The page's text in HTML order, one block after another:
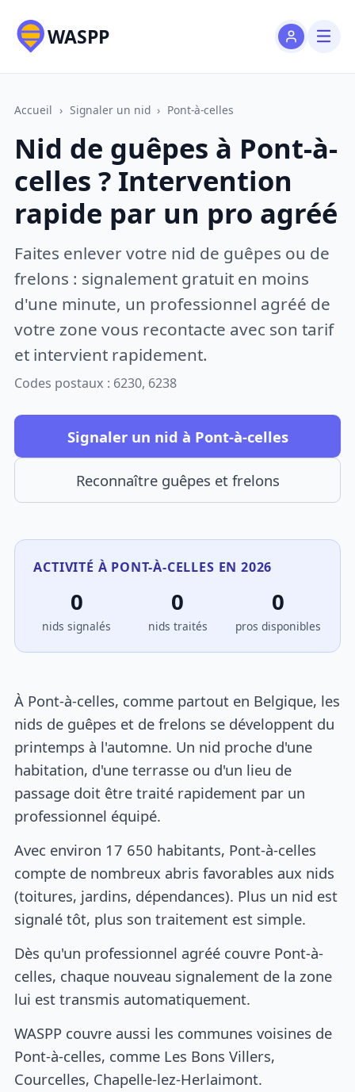
WASPP
Accueil › Signaler un nid › Pont-à-celles
Nid de guêpes à Pont-à-
celles ? Intervention
rapide par un pro agréé
Faites enlever votre nid de guêpes ou de
frelons : signalement gratuit en moins
d'une minute, un professionnel agréé de
votre zone vous recontacte avec son tarif
et intervient rapidement.
Codes postaux : 6230, 6238
Signaler un nid à Pont-à-celles
Reconnaître guêpes et frelons
ACTIVITÉ À PONT-À-CELLES EN 2026
0
nids signalés
0
nids traités
0
pros disponibles
À Pont-à-celles, comme partout en Belgique, les
nids de guêpes et de frelons se développent du
printemps à l'automne. Un nid proche d'une
habitation, d'une terrasse ou d'un lieu de
passage doit être traité rapidement par un
professionnel équipé.
Avec environ 17 650 habitants, Pont-à-celles
compte de nombreux abris favorables aux nids
(toitures, jardins, dépendances). Plus un nid est
signalé tôt, plus son traitement est simple.
Dès qu'un professionnel agréé couvre Pont-à-
celles, chaque nouveau signalement de la zone
lui est transmis automatiquement.
WASPP couvre aussi les communes voisines de
Pont-à-celles, comme Les Bons Villers,
Courcelles, Chapelle-lez-Herlaimont.